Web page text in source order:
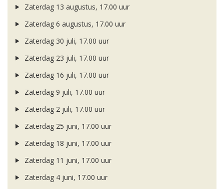
Zaterdag 13 augustus, 17.00 uur
Zaterdag 6 augustus, 17.00 uur
Zaterdag 30 juli, 17.00 uur
Zaterdag 23 juli, 17.00 uur
Zaterdag 16 juli, 17.00 uur
Zaterdag 9 juli, 17.00 uur
Zaterdag 2 juli, 17.00 uur
Zaterdag 25 juni, 17.00 uur
Zaterdag 18 juni, 17.00 uur
Zaterdag 11 juni, 17.00 uur
Zaterdag 4 juni, 17.00 uur